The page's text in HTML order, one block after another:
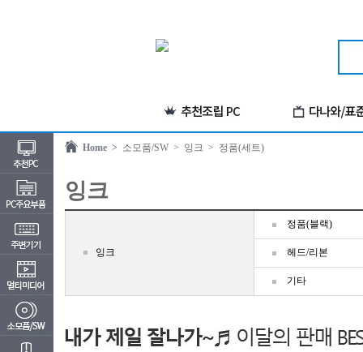
Home > 소모품/SW > 잉크 > 정품(세트)
잉크
잉크
정품(블랙)
헤드/리본
기타